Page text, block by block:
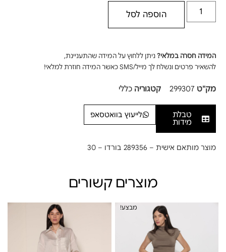
הוספה לסל
המידה חסרה במלאי?ניתן ללחוץ על המידה שהתעניינת,
להשאיר פרטים ונשלח לך מייל/SMS כאשר המידה חוזרת למלאי!
מק"ט 299307 קטגוריה כללי
טבלת
מידות
לייעוץ בוואטסאפ
מוצר מותאם אישית – 289356 בורדו – 30
מוצרים קשורים
מבצע!